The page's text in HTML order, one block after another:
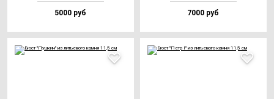
5000 руб 7000 руб